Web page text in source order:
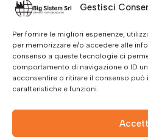
Gestisci
Per fornire le migliori esperienze,
per memorizzare e/o accedere alle
consenso a queste tecnologie ci
comportamento di navigazione o ID
acconsentire o ritirare il consenso
caratteristiche e funzioni.